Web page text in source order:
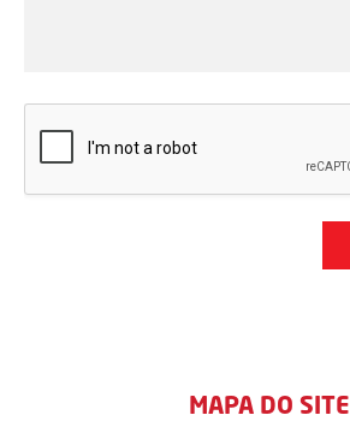
MAPA DO SITE